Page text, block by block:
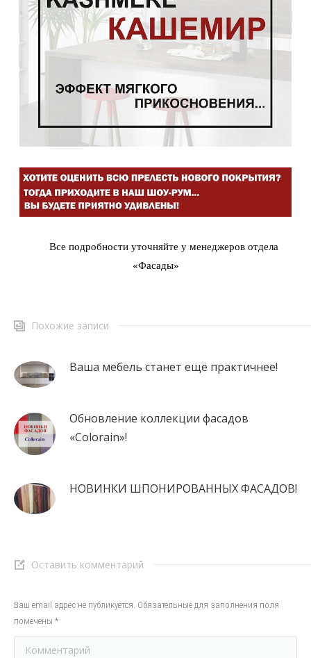
Все подробности уточняйте у менеджеров отдела
«Фасады»
Похожие записи
Ваша мебель станет ещё практичнее!
Обновление коллекции фасадов
«Сolorain»!
НОВИНКИ ШПОНИРОВАННЫХ ФАСАДОВ!
Оставить комментарий
Ваш email адрес не публикуется. Обязательные для заполнения поля
помечены *
Комментарий